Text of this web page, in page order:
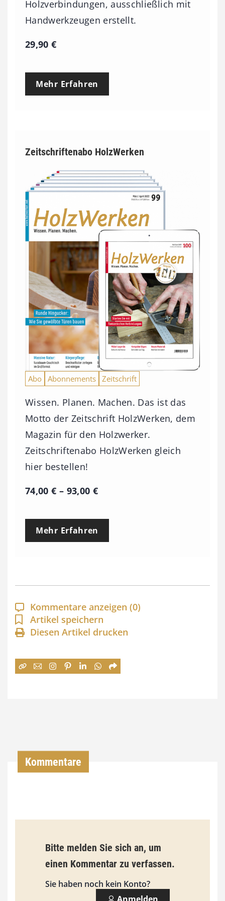
Holzverbindungen, ausschließlich mit
Handwerkzeugen erstellt.
29,90€
Mehr Erfahren
Zeitschriftenabo HolzWerken
Abo Abonnements Zeitschrift
Wissen. Planen. Machen. Das ist das
Motto der Zeitschrift HolzWerken, dem
Magazin für den Holzwerker.
Zeitschriftenabo HolzWerken gleich
hier bestellen!
74,00€ – 93,00 €P
e
p
a
n
n
:
9
3
0
Mehr Erfahren
Kommentare anzeigen (0)
Artikel speichern
Diesen Artikel drucken
Kommentare
Bitte melden Sie sich an, um
einen Kommentar zu verfassen.
Sie haben noch kein Konto?